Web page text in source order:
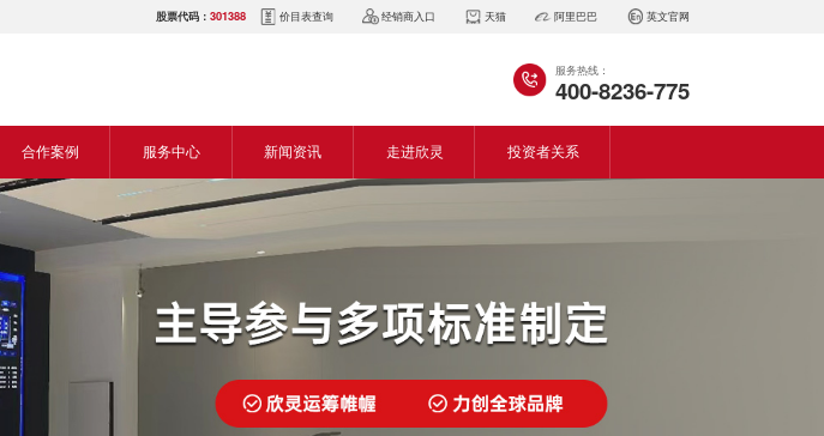
价目表查询 经销商入口 天猫 阿里巴巴 英文官网
股票代码：301388
服务热线：
400-8236-775
合作案例
食品机械行业
机床行业
塑料机械行业
建筑机械行业
服务中心
营销网络
服务热线
电商平台
新闻资讯
新闻动态
电气百科
常见问答
走进欣灵
企业风采
专利证书
投资者关系